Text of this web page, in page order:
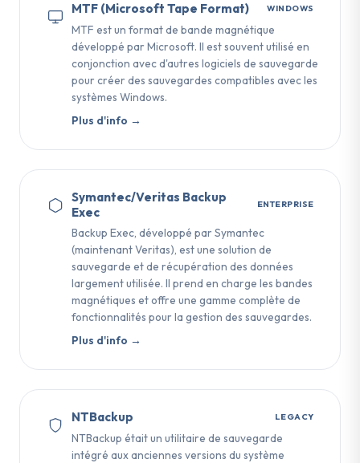
MTF (Microsoft Tape Format) WINDOWS
MTF est un format de bande magnétique
développé par Microsoft. Il est souvent utilisé en
conjonction avec d'autres logiciels de sauvegarde
pour créer des sauvegardes compatibles avec les
systèmes Windows.
Plus d'info →
Symantec/Veritas Backup
Exec
ENTERPRISE
Backup Exec, développé par Symantec
(maintenant Veritas), est une solution de
sauvegarde et de récupération des données
largement utilisée. Il prend en charge les bandes
magnétiques et offre une gamme complète de
fonctionnalités pour la gestion des sauvegardes.
Plus d'info →
NTBackup LEGACY
NTBackup était un utilitaire de sauvegarde
intégré aux anciennes versions du système